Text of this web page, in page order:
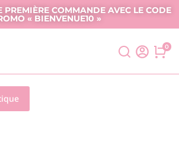
PREMIÈRE COMMANDE AVEC LE CODE
« BIENVENUE10 »